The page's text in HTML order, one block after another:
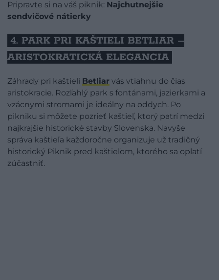
Pripravte si na váš piknik: Najchutnejšie
sendvičové nátierky
4. PARK PRI KAŠTIELI BETLIAR –
ARISTOKRATICKÁ ELEGANCIA
Záhrady pri kaštieli Betliar vás vtiahnu do čias
aristokracie. Rozľahlý park s fontánami, jazierkami a
vzácnymi stromami je ideálny na oddych. Po
pikniku si môžete pozrieť kaštieľ, ktorý patrí medzi
najkrajšie historické stavby Slovenska. Navyše
správa kaštieľa každoročne organizuje už tradičný
historický Piknik pred kaštieľom, ktorého sa oplatí
zúčastniť.